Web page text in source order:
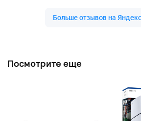
Посмотрите еще